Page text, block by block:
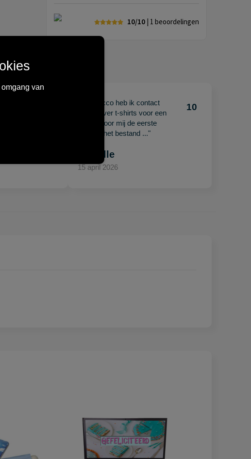
10/10 | 1 beoordelingen
"Met Jacco heb ik contact
gehad over t-shirts voor een
beurs. Voor mij de eerste
keer en het bestand ..."
10
Mariëlle
15 april 2026
van